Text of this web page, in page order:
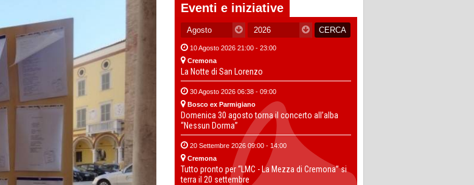
Eventi e iniziative
10 Agosto 2026 21:00 - 23:00
Cremona
La Notte di San Lorenzo
30 Agosto 2026 06:38 - 09:00
Bosco ex Parmigiano
Domenica 30 agosto torna il concerto all’alba
“Nessun Dorma”
20 Settembre 2026 09:00 - 14:00
Cremona
Tutto pronto per “LMC - La Mezza di Cremona” si
terra il 20 settembre